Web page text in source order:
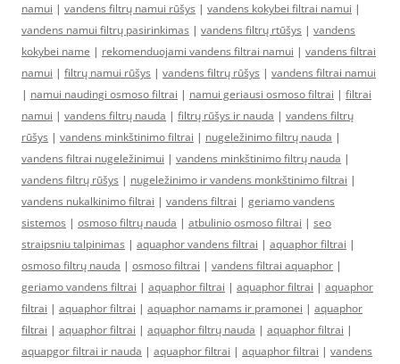
namui | vandens filtrų namui rūšys | vandens kokybei filtrai namui |
vandens namui filtrų pasirinkimas | vandens filtrų rtūšys | vandens
kokybei name | rekomenduojami vandens filtrai namui | vandens filtrai
namui | filtrų namui rūšys | vandens filtrų rūšys | vandens filtrai namui
| namui naudingi osmoso filtrai | namui geriausi osmoso filtrai | filtrai
namui | vandens filtrų nauda | filtrų rūšys ir nauda | vandens filtrų
rūšys | vandens minkštinimo filtrai | nugeležinimo filtrų nauda |
vandens filtrai nugeležinimui | vandens minkštinimo filtrų nauda |
vandens filtrų rūšys | nugeležinimo ir vandens monkštinimo filtrai |
vandens nukalkinimo filtrai | vandens filtrai | geriamo vandens
sistemos | osmoso filtrų nauda | atbulinio osmoso filtrai | seo
straipsniu talpinimas | aquaphor vandens filtrai | aquaphor filtrai |
osmoso filtrų nauda | osmoso filtrai | vandens filtrai aquaphor |
geriamo vandens filtrai | aquaphor filtrai | aquaphor filtrai | aquaphor
filtrai | aquaphor filtrai | aquaphor namams ir pramonei | aquaphor
filtrai | aquaphor filtrai | aquaphor filtrų nauda | aquaphor filtrai |
aquapgor filtrai ir nauda | aquaphor filtrai | aquaphor filtrai | vandens